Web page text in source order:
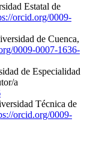
Estatal de
orcid.org/0009-
de Cuenca,
0009-0007-1636-
de Especialidad
a
Técnica de
orcid.org/0009-